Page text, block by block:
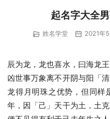
起名字大全
姓名学堂 2021年
辰为龙，龙也喜水，曰海龙
凶世事万象离不开阴与阳「
龙得月明珠之优势，但同样
年，因「己」天干为土，土